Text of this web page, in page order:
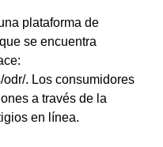
plataforma de
se encuentra
odr/. Los consumidores
a través de la
en línea.